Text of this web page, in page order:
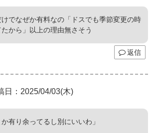
でなぜか有料なの「ドスでも季節変更の時
から」以上の理由無さそう
返信
日：2025/04/03(木)
有り余ってるし別にいいわ」